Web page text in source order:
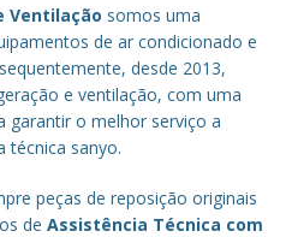
Ventilação somos uma
de ar condicionado e
desde 2013,
e ventilação, com uma
garantir o melhor serviço a
técnica sanyo.
peças de reposição originais
de Assistência Técnica com